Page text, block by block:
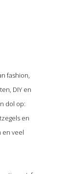
fashion,
DIY en
dol op:
en
en veel